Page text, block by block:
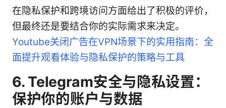
在隐私保护和跨境访问方面给出了积极的评价，
但最终还是要结合你的实际需求来决定。
Youtube关闭广告在VPN场景下的实用指南：全
面提升观看体验与隐私保护的策略与工具
6. Telegram安全与隐私设置：
保护你的账户与数据